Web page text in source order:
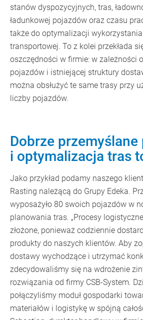
stanów dyspozycyjnych, tras,
ładunkowej pojazdów oraz czasu
także do optymalizacji
transportowej. To z kolei przekłada
oszczędności w firmie: w zależności
pojazdów i istniejącej struktury
można obsłużyć te same trasy przy
liczby pojazdów.
Dobrze
i optymalizacja tras
Jako przykład podamy naszego
Rasting należącą do Grupy Edeka.
wyposażyło 80 swoich pojazdów w
planowania tras. „Procesy
złożone, ponieważ codziennie
produkty do naszych klientów. Aby
dostawy wychodzące i utrzymać
zdecydowaliśmy się na wdrożenie
rozwiązania od firmy CSB-System.
połączyliśmy moduł gospodarki
materiałów i logistykę w spójną